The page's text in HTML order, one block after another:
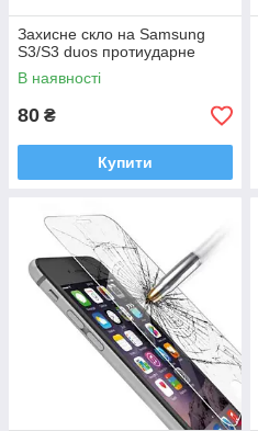
Захисне скло на Samsung
S3/S3 duos протиударне
В наявності
80 ₴
Купити